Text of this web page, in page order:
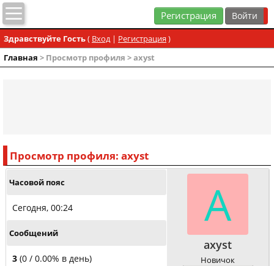
Регистрация
Здравствуйте Гость( Вход| Регистрация )
Главная > Просмотр профиля > axyst
Просмотр профиля: axyst
A
axyst
Новичок
Часовой пояс
Сегодня, 00:24
Сообщений
3 (0 / 0.00% в день)